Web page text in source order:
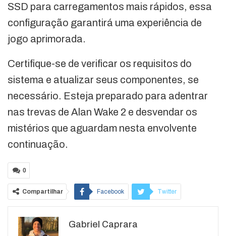
SSD para carregamentos mais rápidos, essa
configuração garantirá uma experiência de
jogo aprimorada.
Certifique-se de verificar os requisitos do
sistema e atualizar seus componentes, se
necessário. Esteja preparado para adentrar
nas trevas de Alan Wake 2 e desvendar os
mistérios que aguardam nesta envolvente
continuação.
0
Compartilhar Facebook Twitter
WhatsApp
Gabriel Caprara